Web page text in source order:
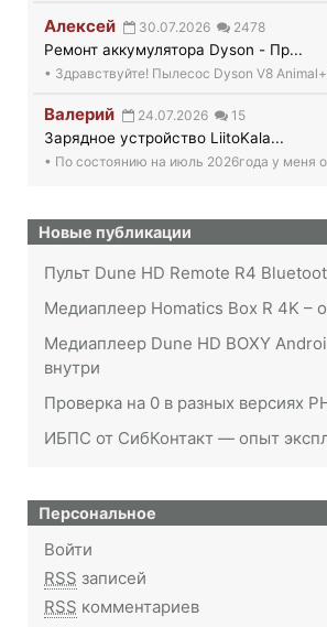
Алексей 30.07.2026 2478
Ремонт аккумулятора Dyson - Пр...
• Здравствуйте! Пылесос Dyson V8 Animal+
Валерий 24.07.2026 15
Зарядное устройство LiitoKala...
• По состоянию на июль 2026года у меня
Новые публикации
Пульт Dune HD Remote R4
Медиаплеер Homatics Box R 4K –
Медиаплеер Dune HD BOXY
внутри
Проверка на 0 в разных версиях
ИБПС от СибКонтакт — опыт
Персональное
Войти
RSS записей
RSS комментариев